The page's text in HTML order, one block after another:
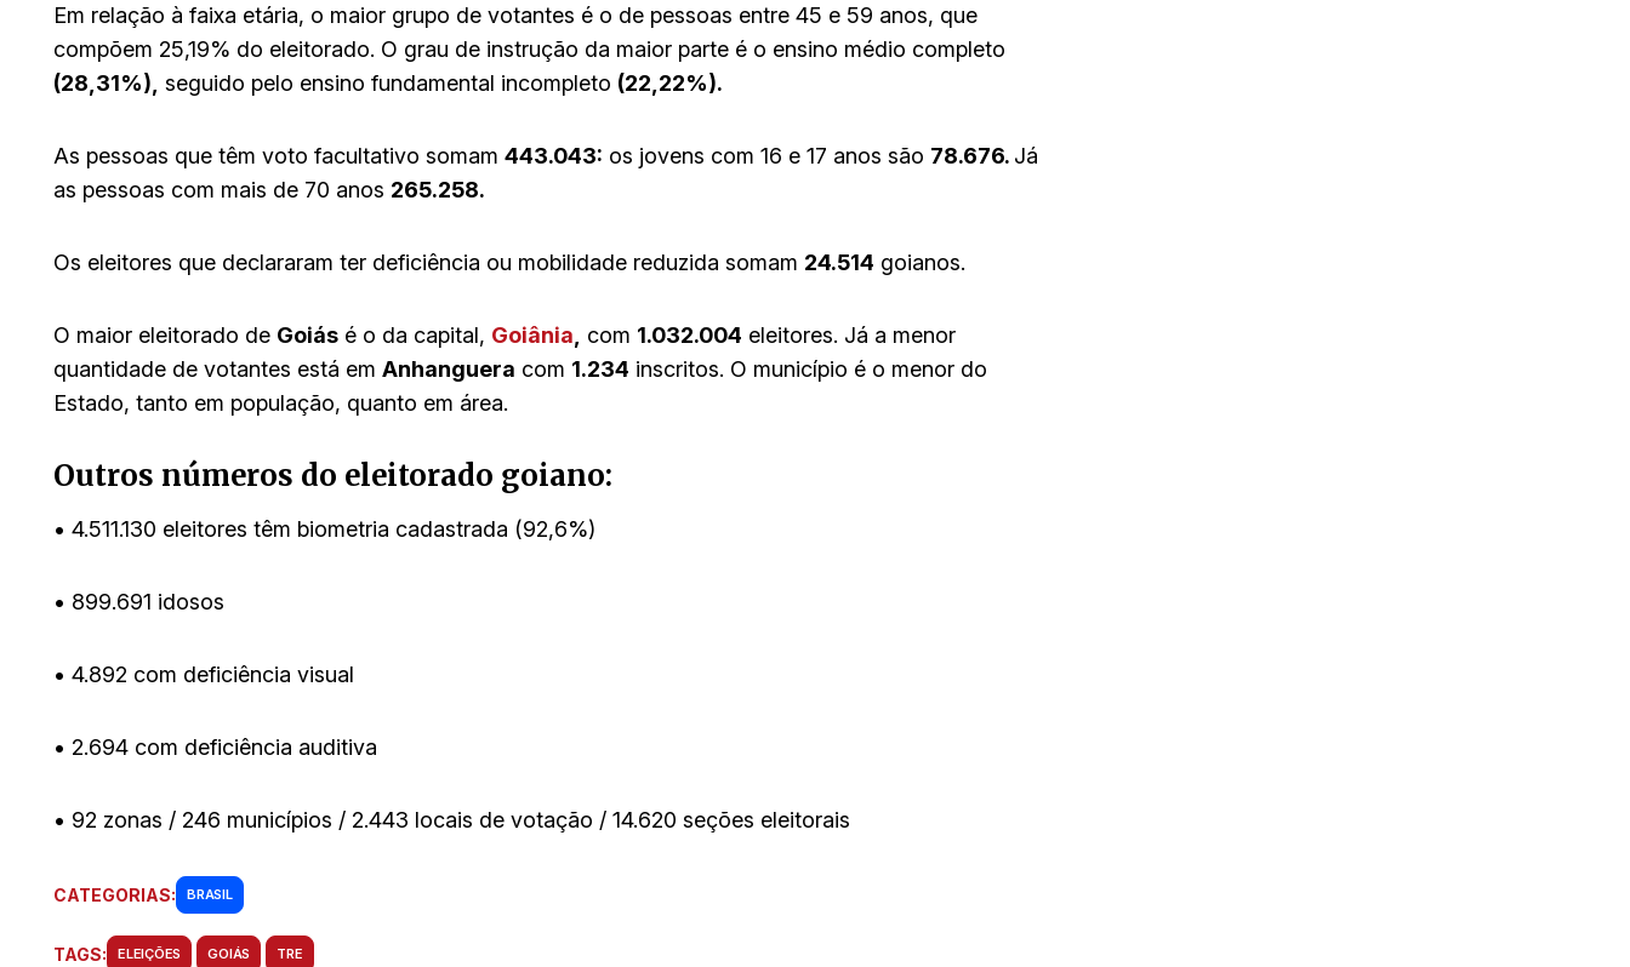
Em relação à faixa etária, o maior grupo de votantes é o de pessoas entre 45 e 59 anos, que
compõem 25,19% do eleitorado. O grau de instrução da maior parte é o ensino médio completo
(28,31%), seguido pelo ensino fundamental incompleto (22,22%).
As pessoas que têm voto facultativo somam 443.043: os jovens com 16 e 17 anos são 78.676. Já
as pessoas com mais de 70 anos 265.258.
Os eleitores que declararam ter deficiência ou mobilidade reduzida somam 24.514 goianos.
O maior eleitorado de Goiás é o da capital, Goiânia com 1.032.004 eleitores. Já a menor
quantidade de votantes está em Anhanguera com 1.234 inscritos. O município é o menor do
Estado, tanto em população, quanto em área.
Outros números do eleitorado goiano:
• 4.511.130 eleitores têm biometria cadastrada (92,6%)
• 899.691 idosos
• 4.892 com deficiência visual
• 2.694 com deficiência auditiva
• 92 zonas / 246 municípios / 2.443 locais de votação / 14.620 seções eleitorais
CATEGORIAS: BRASIL
TAGS: ELEIÇÕES GOIÁS TRE